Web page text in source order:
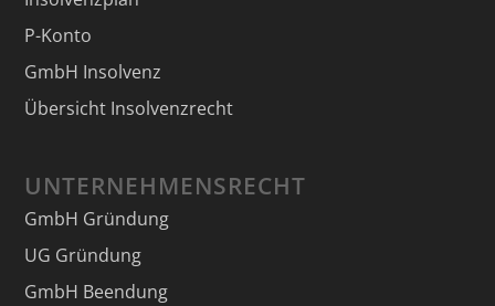
P-Konto
GmbH Insolvenz
Übersicht Insolvenzrecht
UNTERNEHMENSRECHT
GmbH Gründung
UG Gründung
GmbH Beendung